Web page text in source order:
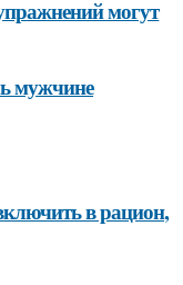
могут
мужчине
в рацион,